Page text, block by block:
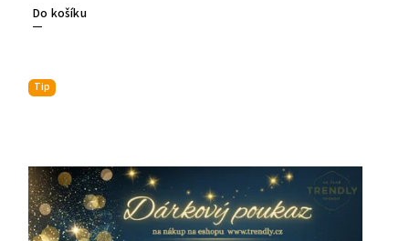
Do košíku
Tip